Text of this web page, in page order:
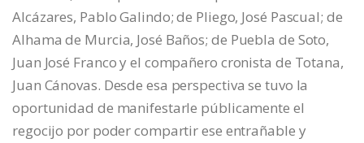
Alcázares, Pablo Galindo; de Pliego, José Pascual; de
Alhama de Murcia, José Baños; de Puebla de Soto,
Juan José Franco y el compañero cronista de Totana,
Juan Cánovas. Desde esa perspectiva se tuvo la
oportunidad de manifestarle públicamente el
regocijo por poder compartir ese entrañable y